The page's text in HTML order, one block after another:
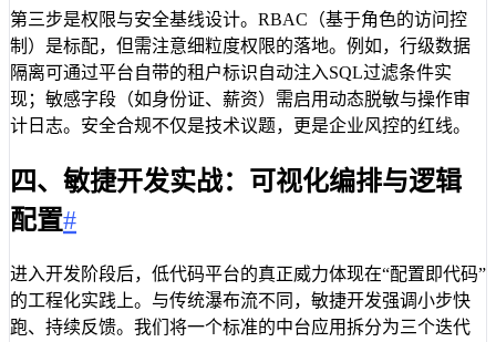
第三步是权限与安全基线设计。RBAC（基于角色的访问控
制）是标配，但需注意细粒度权限的落地。例如，行级数据
隔离可通过平台自带的租户标识自动注入SQL过滤条件实
现；敏感字段（如身份证、薪资）需启用动态脱敏与操作审
计日志。安全合规不仅是技术议题，更是企业风控的红线。
四、敏捷开发实战：可视化编排与逻辑
配置#
进入开发阶段后，低代码平台的真正威力体现在“配置即代码”
的工程化实践上。与传统瀑布流不同，敏捷开发强调小步快
跑、持续反馈。我们将一个标准的中台应用拆分为三个迭代